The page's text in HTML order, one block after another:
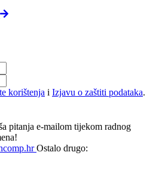
korištenja i Izjavu o zaštiti podataka.
pitanja e-mailom tijekom radnog
Ostalo drugo: